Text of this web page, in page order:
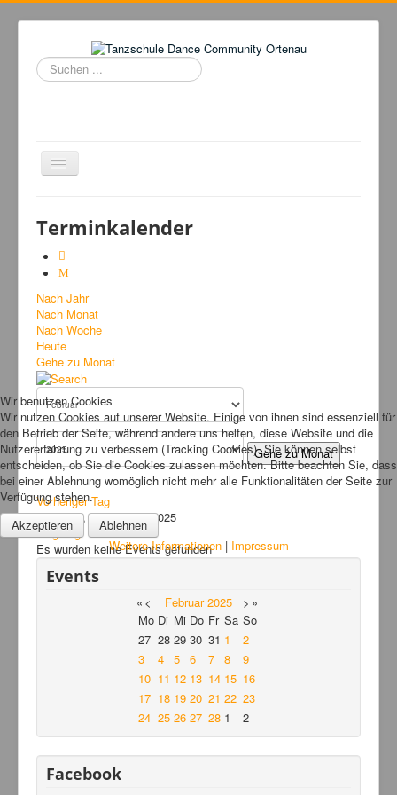
Suchen
...
Navigation
an/aus
Tanzschule
Kursangebot
Events
Fuegolatino
Bilder
News
Links
FAQ
Hansefit
Kontakt
Terminkalender
Nach Jahr
Nach Monat
Nach Woche
Heute
Gehe zu Monat
Gehe zu Monat
Vorheriger Tag
Mittwoch, 26. Februar 2025
Folgetag
Es wurden keine Events gefunden
Events
« < Februar 2025 > »
Mo Di Mi Do Fr Sa So
27 28 29 30 31 1
2
3
4 5 6 7 8
9
10 11 12 13 14 15 16
17 18 19 20 21 22 23
24 25 26 27 28 1 2
Facebook
Wir benutzen Cookies
Wir nutzen Cookies auf unserer Website. Einige von ihnen sind essenziell für
den Betrieb der Seite, während andere uns helfen, diese Website und die
Nutzererfahrung zu verbessern (Tracking Cookies). Sie können selbst
entscheiden, ob Sie die Cookies zulassen möchten. Bitte beachten Sie, dass
bei einer Ablehnung womöglich nicht mehr alle Funktionalitäten der Seite zur
Verfügung stehen.
Akzeptieren
Ablehnen
Weitere Informationen| Impressum